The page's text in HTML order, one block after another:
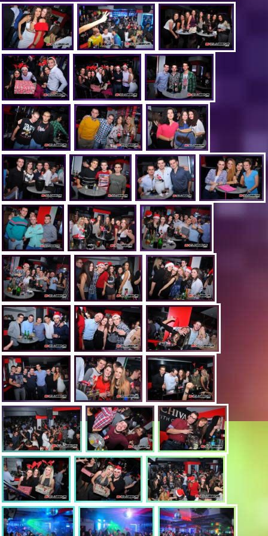
Orah - 2 KM
Višnja - 2 KM
Red Bull - 4 KM
Boce
Vodka - 33 KM
Ballantines - 60 KM
Jegermeister - 50 KM
Johnnie Walker 0.7 - 60 KM
Rezervacije stolova na broj 063/015-015
Drugi Način - Pravi Način
Vidimo se.